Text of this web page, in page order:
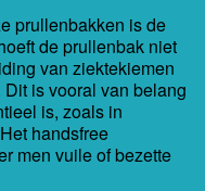
prullenbakken is de
de prullenbak niet
van ziektekiemen
is vooral van belang
is, zoals in
handsfree
men vuile of bezette